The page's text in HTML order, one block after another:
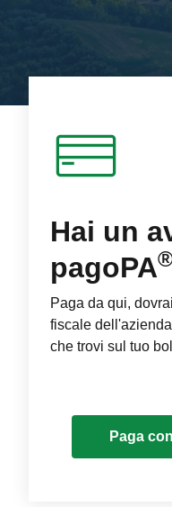
Hai un
pagoPA
Paga da qui,
fiscale
che trovi sul tuo
Paga